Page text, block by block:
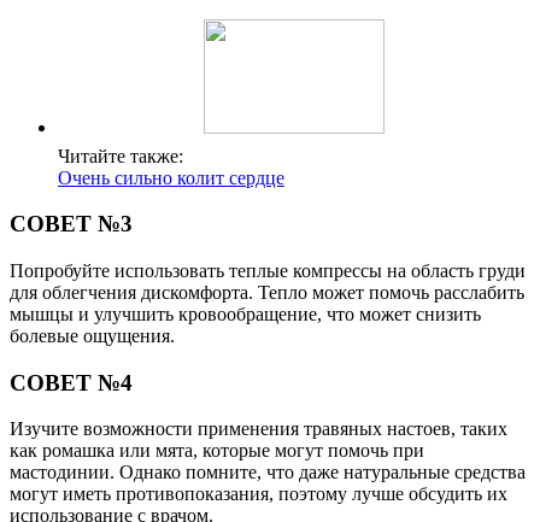
Читайте также:
Очень сильно колит сердце
СОВЕТ №3
Попробуйте использовать теплые компрессы на область груди
для облегчения дискомфорта. Тепло может помочь расслабить
мышцы и улучшить кровообращение, что может снизить
болевые ощущения.
СОВЕТ №4
Изучите возможности применения травяных настоев, таких
как ромашка или мята, которые могут помочь при
мастодинии. Однако помните, что даже натуральные средства
могут иметь противопоказания, поэтому лучше обсудить их
использование с врачом.